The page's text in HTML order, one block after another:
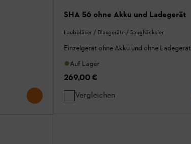
SHA 56 ohne Akku und Ladegerät
Laubbläser / Blasgeräte / Saughäcksler
Einzelgerät ohne Akku und ohne Ladegerät
Auf Lager
269,00 €
Vergleichen